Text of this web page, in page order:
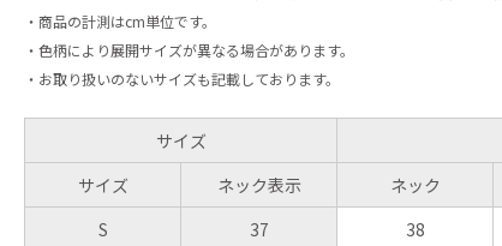
・商品の計測はcm単位です。
・色柄により展開サイズが異なる場合があります。
・お取り扱いのないサイズも記載しております。
サイズ
サイズ
ネック表示 ネック
S
37 38